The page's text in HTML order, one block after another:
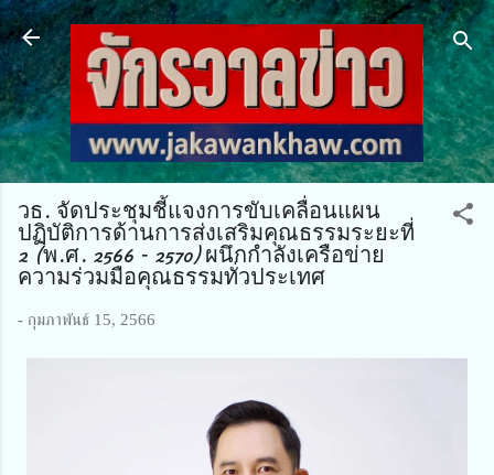
ข้ามไปที่เนื้อหาหลัก
วธ. จัดประชุมชี้แจงการขับเคลื่อนแผน
ปฏิบัติการด้านการส่งเสริมคุณธรรมระยะที่
2 (พ.ศ. 2566 – 2570) ผนึกกำลังเครือข่าย
ความร่วมมือคุณธรรมทั่วประเทศ
- กุมภาพันธ์ 15, 2566